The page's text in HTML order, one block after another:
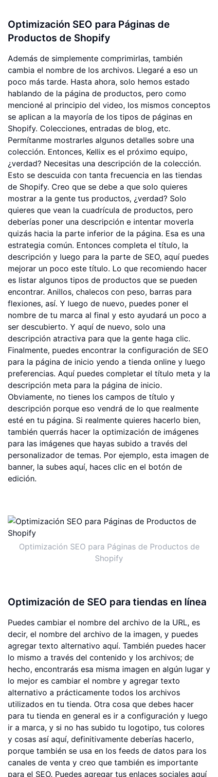
Optimización SEO para Páginas de
Productos de Shopify
Además de simplemente comprimirlas, también
cambia el nombre de los archivos. Llegaré a eso un
poco más tarde. Hasta ahora, solo hemos estado
hablando de la página de productos, pero como
mencioné al principio del video, los mismos conceptos
se aplican a la mayoría de los tipos de páginas en
Shopify. Colecciones, entradas de blog, etc.
Permítanme mostrarles algunos detalles sobre una
colección. Entonces, Kellix es el próximo equipo,
¿verdad? Necesitas una descripción de la colección.
Esto se descuida con tanta frecuencia en las tiendas
de Shopify. Creo que se debe a que solo quieres
mostrar a la gente tus productos, ¿verdad? Solo
quieres que vean la cuadrícula de productos, pero
deberías poner una descripción e intentar moverla
quizás hacia la parte inferior de la página. Esa es una
estrategia común. Entonces completa el título, la
descripción y luego para la parte de SEO, aquí puedes
mejorar un poco este título. Lo que recomiendo hacer
es listar algunos tipos de productos que se pueden
encontrar. Anillos, chalecos con peso, barras para
flexiones, así. Y luego de nuevo, puedes poner el
nombre de tu marca al final y esto ayudará un poco a
ser descubierto. Y aquí de nuevo, solo una
descripción atractiva para que la gente haga clic.
Finalmente, puedes encontrar la configuración de SEO
para la página de inicio yendo a tienda online y luego
preferencias. Aquí puedes completar el título meta y la
descripción meta para la página de inicio.
Obviamente, no tienes los campos de título y
descripción porque eso vendrá de lo que realmente
esté en tu página. Si realmente quieres hacerlo bien,
también querrás hacer la optimización de imágenes
para las imágenes que hayas subido a través del
personalizador de temas. Por ejemplo, esta imagen de
banner, la subes aquí, haces clic en el botón de
edición.
Optimización SEO para Páginas de Productos de
Shopify
Optimización de SEO para tiendas en línea
Puedes cambiar el nombre del archivo de la URL, es
decir, el nombre del archivo de la imagen, y puedes
agregar texto alternativo aquí. También puedes hacer
lo mismo a través del contenido y los archivos; de
hecho, encontrarás esa misma imagen en algún lugar y
lo mejor es cambiar el nombre y agregar texto
alternativo a prácticamente todos los archivos
utilizados en tu tienda. Otra cosa que debes hacer
para tu tienda en general es ir a configuración y luego
ir a marca, y si no has subido tu logotipo, tus colores
y cosas así aquí, definitivamente deberías hacerlo,
porque también se usa en los feeds de datos para los
canales de venta y creo que también es importante
para el SEO. Puedes agregar tus enlaces sociales aquí